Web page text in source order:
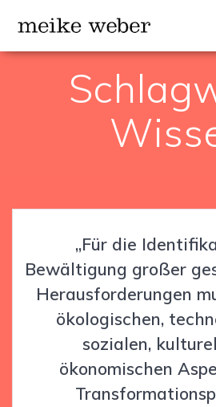
„Für die
Bewältigung großer
Herausforderungen
ökologischen,
sozialen,
ökonomischen